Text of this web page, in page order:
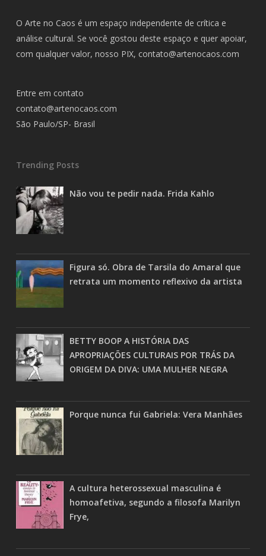
O Arte no Caos é um espaço independente de crítica e
análise cultural. Se você gostou deste espaço e quer apoiar,
com qualquer valor, nosso PIX, contato@artenocaos.com
Entre em contato
contato@artenocaos.com
São Paulo/SP- Brasil
Trending Posts
Não vou te pedir nada. Frida Kahlo
Figura só. Obra de Tarsila do Amaral que
retrata um momento reflexivo da artista
BETTY BOOP A HISTÓRIA DAS
APROPRIAÇÕES CULTURAIS POR TRÁS DA
ORIGEM DA DIVA: UMA MULHER NEGRA
Porque nunca fui Gabriela: Vera Manhães
A cultura heterossexual masculina é
homoafetiva, segundo a filosofa Marilyn
Frye,